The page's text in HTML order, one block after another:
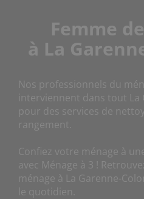
Femme
à La
Nos professionnels du
interviennent dans tout La
pour des services de
rangement.
Confiez votre ménage à
avec Ménage à 3 !
ménage à La Garenne-
le quotidien.